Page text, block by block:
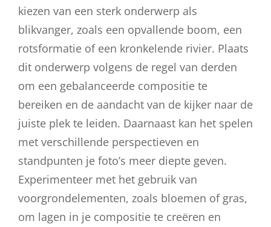
kiezen van een sterk onderwerp als
blikvanger, zoals een opvallende boom, een
rotsformatie of een kronkelende rivier. Plaats
dit onderwerp volgens de regel van derden
om een gebalanceerde compositie te
bereiken en de aandacht van de kijker naar de
juiste plek te leiden. Daarnaast kan het spelen
met verschillende perspectieven en
standpunten je foto’s meer diepte geven.
Experimenteer met het gebruik van
voorgrondelementen, zoals bloemen of gras,
om lagen in je compositie te creëren en